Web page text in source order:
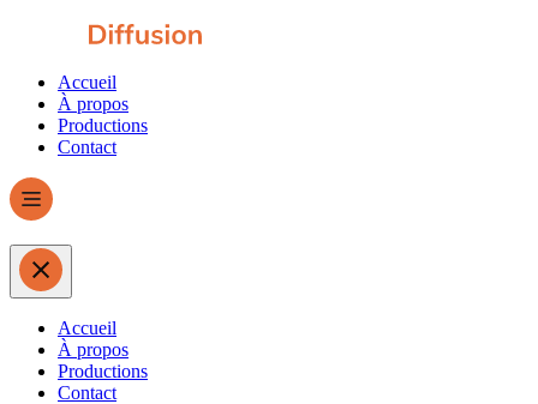
Accueil
À propos
Productions
Contact
Accueil
À propos
Productions
Contact